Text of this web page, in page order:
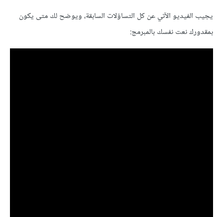
يجيب الفيديو الآتي عن كل التساؤلات السابقة، ويوضح لك متى يكون
بمقدورك نعت نفسك بالمبرمج: